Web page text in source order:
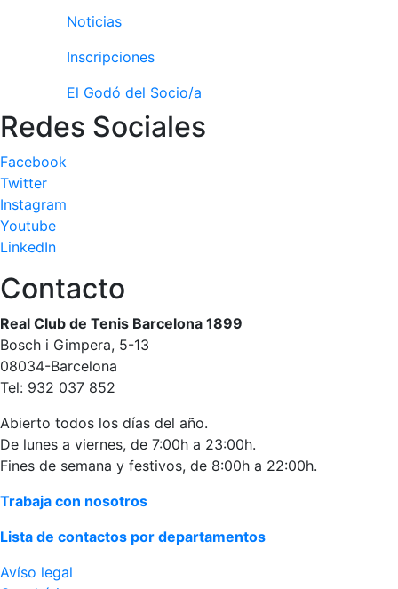
Servicio de
Entrenamientos
Actividades
dirigidas
Normativa
Restaurantes
Restaurante
El Snack
Casa Arilla
Chill Out
Bar Piscina
Patrocinio
Patrocinadores
Noticias
Inscripciones
El Godó del Socio/a
Redes Sociales
Facebook
Twitter
Instagram
Youtube
LinkedIn
Contacto
Real Club de Tenis Barcelona 1899
Bosch i Gimpera, 5-13
08034-Barcelona
Tel: 932 037 852
Abierto todos los días del año.
De lunes a viernes, de 7:00h a 23:00h.
Fines de semana y festivos, de 8:00h a 22:00h.
Trabaja con nosotros
Lista de contactos por departamentos
Avíso legal